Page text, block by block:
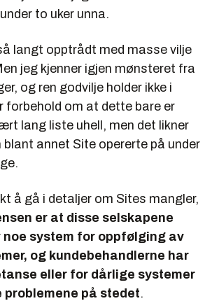
to uker unna.
langt opptrådt med masse vilje
jeg kjenner igjen mønsteret fra
og ren godvilje holder ikke i
forbehold om at dette bare er
lang liste uhell, men det likner
annet Site opererte på under
å gå i detaljer om Sites mangler,
er at disse selskapene
noe system for oppfølging av
og kundebehandlerne har
eller for dårlige systemer
problemene på stedet.